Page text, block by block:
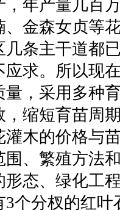
年产量几百
金森女贞等花
条主干道都
应求。所以现
，采用多种
，缩短育苗周
木的价格与苗
、繁殖方法
态、绿化工
个分杈的红叶